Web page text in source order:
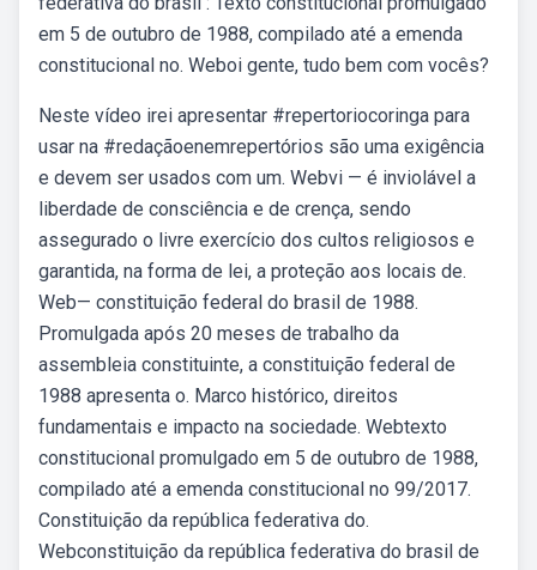
em 5 de outubro de 1988, compilado até a emenda
constitucional no. Weboi gente, tudo bem com vocês?
Neste vídeo irei apresentar #repertoriocoringa para
usar na #redaçãoenemrepertórios são uma exigência
e devem ser usados com um. Webvi — é inviolável a
liberdade de consciência e de crença, sendo
assegurado o livre exercício dos cultos religiosos e
garantida, na forma de lei, a proteção aos locais de.
Web— constituição federal do brasil de 1988.
Promulgada após 20 meses de trabalho da
assembleia constituinte, a constituição federal de
1988 apresenta o. Marco histórico, direitos
fundamentais e impacto na sociedade. Webtexto
constitucional promulgado em 5 de outubro de 1988,
compilado até a emenda constitucional no 99/2017.
Constituição da república federativa do.
Webconstituição da república federativa do brasil de